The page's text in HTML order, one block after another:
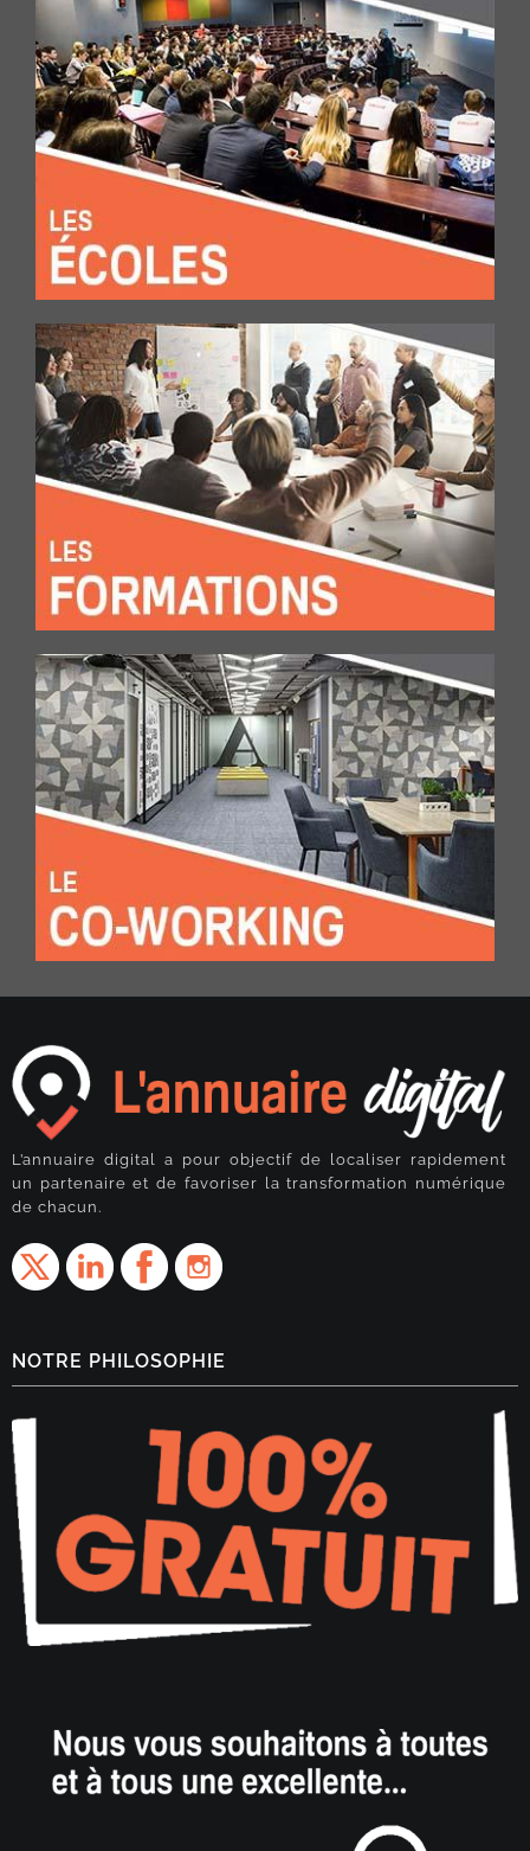
L’annuaire digital a pour objectif de localiser rapidement
un partenaire et de favoriser la transformation numérique
de chacun.
NOTRE PHILOSOPHIE